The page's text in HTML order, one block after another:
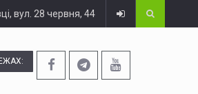
вул. 28 червня, 44